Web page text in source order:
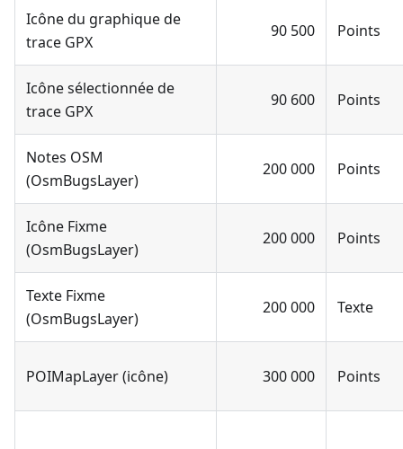
Icône du graphique de
trace GPX
90 500 Points
Icône sélectionnée de
trace GPX
90 600 Points
Notes OSM
(OsmBugsLayer)
200 000 Points
Icône Fixme
(OsmBugsLayer)
200 000 Points
Texte Fixme
(OsmBugsLayer)
200 000 Texte
POIMapLayer (icône) 300 000 Points